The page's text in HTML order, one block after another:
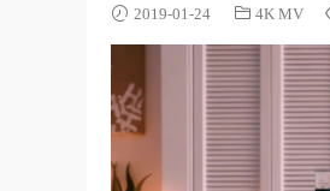
2019-01-24 4K MV